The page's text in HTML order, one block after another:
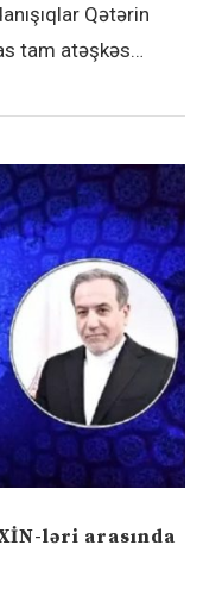
Qətərin
tam atəşkəs…
ləri arasında